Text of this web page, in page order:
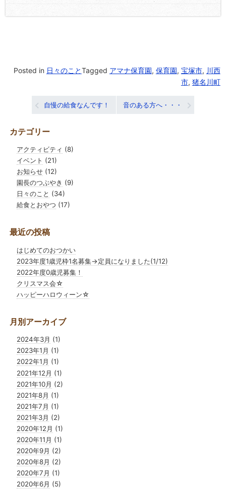
Posted in 日々のことTagged アマナ保育園, 保育園, 宝塚市, 川西
市, 猪名川町
ナ
ビ
ゲ
ー
シ
ン
自慢の給食なんです！ 音のある方へ・・・
カテゴリー
アクティビティ (8)
イベント (21)
お知らせ(12)
園長のつぶやき (9)
日々のこと (34)
給食とおやつ (17)
最近の投稿
はじめてのおつかい
2023年度1歳児枠1名募集→定員になりました(1/12)
2022年度0歳児募集！
クリスマス会☆
ハッピーハロウィーン☆
月別アーカイブ
2024年3月 (1)
2023年1月 (1)
2022年1月 (1)
2021年12月 (1)
2021年10月 (2)
2021年8月 (1)
2021年7月 (1)
2021年3月 (2)
2020年12月 (1)
2020年11月 (1)
2020年9月 (2)
2020年8月 (2)
2020年7月 (1)
2020年6月 (5)